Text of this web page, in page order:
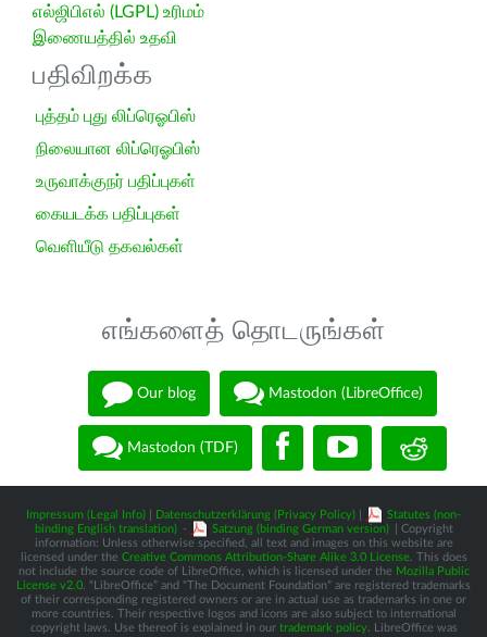
எல்ஜிபிஎல் (LGPL) உரிமம்
இணையத்தில் உதவி
பதிவிறக்க
புத்தம் புது லிப்ரெஓபிஸ்
நிலையான லிப்ரெஓபிஸ்
உருவாக்குநர் பதிப்புகள்
கையடக்க பதிப்புகள்
வெளியீடு தகவல்கள்
எங்களைத் தொடருங்கள்
Our blog Mastodon (LibreOffice)
Mastodon (TDF)
Impressum (Legal Info) Datenschutzerklärung (Privacy Policy)
Statutes (non-
binding English translation) - Satzung (binding German version)
| Copyright
information: Unless otherwise specified, all text and images on this website are
licensed under the Creative Commons Attribution-Share Alike 3.0 License. This does
not include the source code of LibreOffice, which is licensed under the Mozilla Public
License v2.0 . “LibreOffice” and “The Document Foundation” are registered trademarks
of their corresponding registered owners or are in actual use as trademarks in one or
more countries. Their respective logos and icons are also subject to international
copyright laws. Use thereof is explained in our trademark policy. LibreOffice was